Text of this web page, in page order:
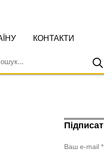
КОНТАКТИ